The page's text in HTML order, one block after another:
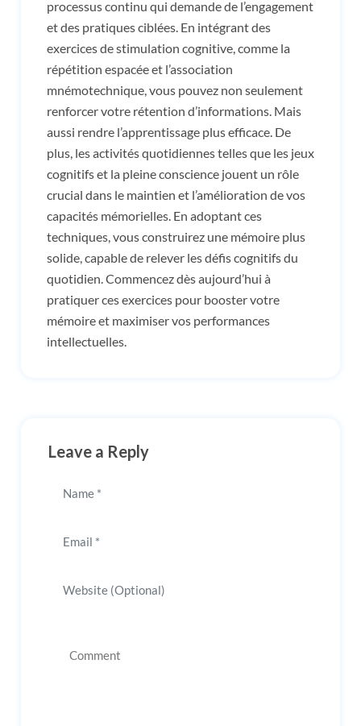
processus continu qui demande de l’engagement
et des pratiques ciblées. En intégrant des
exercices de stimulation cognitive, comme la
répétition espacée et l’association
mnémotechnique, vous pouvez non seulement
renforcer votre rétention d’informations. Mais
aussi rendre l’apprentissage plus efficace. De
plus, les activités quotidiennes telles que les jeux
cognitifs et la pleine conscience jouent un rôle
crucial dans le maintien et l’amélioration de vos
capacités mémorielles. En adoptant ces
techniques, vous construirez une mémoire plus
solide, capable de relever les défis cognitifs du
quotidien. Commencez dès aujourd’hui à
pratiquer ces exercices pour booster votre
mémoire et maximiser vos performances
intellectuelles.
Leave a Reply